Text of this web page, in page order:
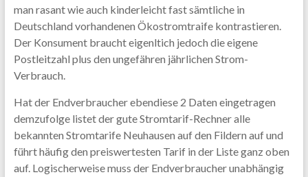
man rasant wie auch kinderleicht fast sämtliche in
Deutschland vorhandenen Ökostromtraife kontrastieren.
Der Konsument braucht eigenltich jedoch die eigene
Postleitzahl plus den ungefähren jährlichen Strom-
Verbrauch.
Hat der Endverbraucher ebendiese 2 Daten eingetragen
demzufolge listet der gute Stromtarif-Rechner alle
bekannten Stromtarife Neuhausen auf den Fildern auf und
führt häufig den preiswertesten Tarif in der Liste ganz oben
auf. Logischerweise muss der Endverbraucher unabhängig